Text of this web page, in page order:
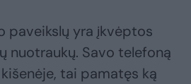
paveikslų yra įkvėptos
nuotraukų. Savo telefoną
tai pamatęs ką